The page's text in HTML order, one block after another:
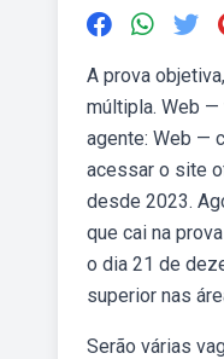
A prova
múltipla. Web —
agente: Web —
acessar o site
desde 2023.
que cai na
o dia 21 de
superior nas
Serão várias